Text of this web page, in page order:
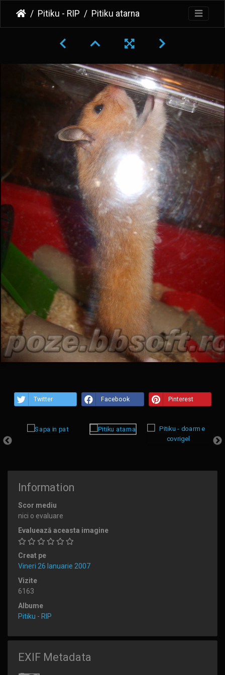
Pitiku - RIP Pitiku atarna
Twitter Facebook Pinterest
Information
Scor mediu
nici o evaluare
Evaluează aceasta imagine
Creat pe
Vineri 26 Ianuarie 2007
Vizite
6163
Albume
Pitiku - RIP
EXIF Metadata